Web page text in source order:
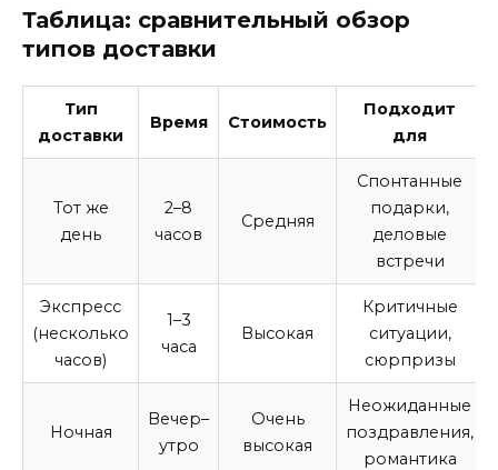
Таблица: сравнительный обзор
типов доставки
Тип
доставки
Время Стоимость
Подходит
для
Тот же
день
2–8
часов
Средняя
Спонтанные
подарки,
деловые
встречи
Экспресс
(несколько
часов)
1–3
часа
Высокая
Критичные
ситуации,
сюрпризы
Ночная
Вечер–
утро
Очень
высокая
Неожиданные
поздравления,
романтика